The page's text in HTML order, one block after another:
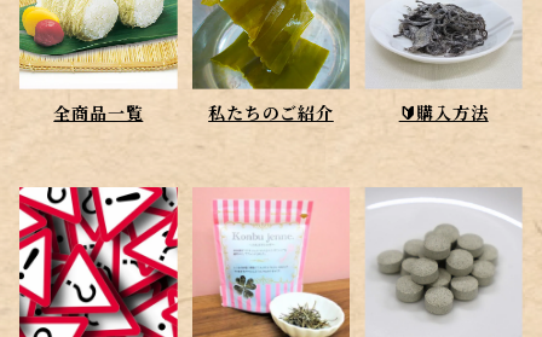
全商品一覧 私たちのご紹介 🔰購入方法